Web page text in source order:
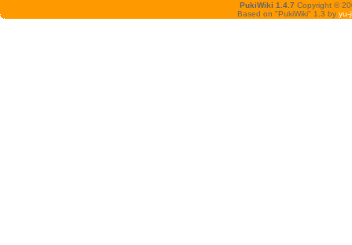
PukiWiki 1.4.7 Copyright ©
Based on "PukiWiki" 1.3 by yu-ji